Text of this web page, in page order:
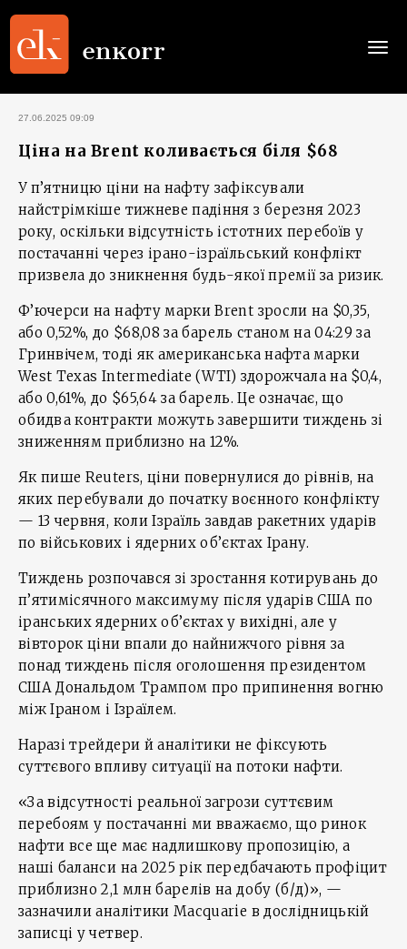
27.06.2025 09:09
Ціна на Brent коливається біля $68
У п’ятницю ціни на нафту зафіксували
найстрімкіше тижневе падіння з березня 2023
року, оскільки відсутність істотних перебоїв у
постачанні через ірано-ізраїльський конфлікт
призвела до зникнення будь-якої премії за ризик.
Ф’ючерси на нафту марки Brent зросли на $0,35,
або 0,52%, до $68,08 за барель станом на 04:29 за
Гринвічем, тоді як американська нафта марки
West Texas Intermediate (WTI) здорожчала на $0,4,
або 0,61%, до $65,64 за барель. Це означає, що
обидва контракти можуть завершити тиждень зі
зниженням приблизно на 12%.
Як пише Reuters, ціни повернулися до рівнів, на
яких перебували до початку воєнного конфлікту
— 13 червня, коли Ізраїль завдав ракетних ударів
по військових і ядерних об’єктах Ірану.
Тиждень розпочався зі зростання котирувань до
п’ятимісячного максимуму після ударів США по
іранських ядерних об’єктах у вихідні, але у
вівторок ціни впали до найнижчого рівня за
понад тиждень після оголошення президентом
США Дональдом Трампом про припинення вогню
між Іраном і Ізраїлем.
Наразі трейдери й аналітики не фіксують
суттєвого впливу ситуації на потоки нафти.
«За відсутності реальної загрози суттєвим
перебоям у постачанні ми вважаємо, що ринок
нафти все ще має надлишкову пропозицію, а
наші баланси на 2025 рік передбачають профіцит
приблизно 2,1 млн барелів на добу (б/д)», —
зазначили аналітики Macquarie в дослідницькій
записці у четвер.